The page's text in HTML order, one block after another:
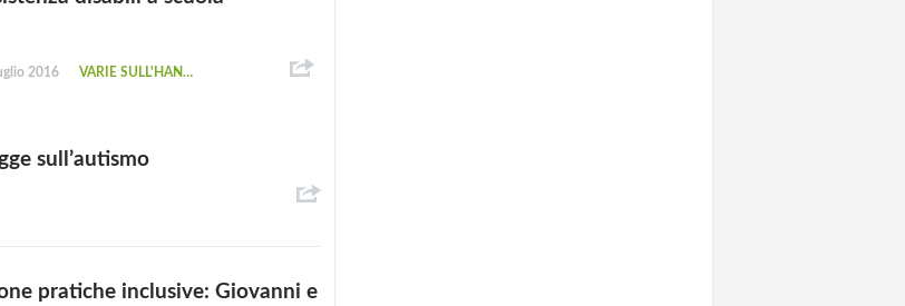
2016 VARIE SULL'HANDICAP
sull’autismo
pratiche inclusive: Giovanni e